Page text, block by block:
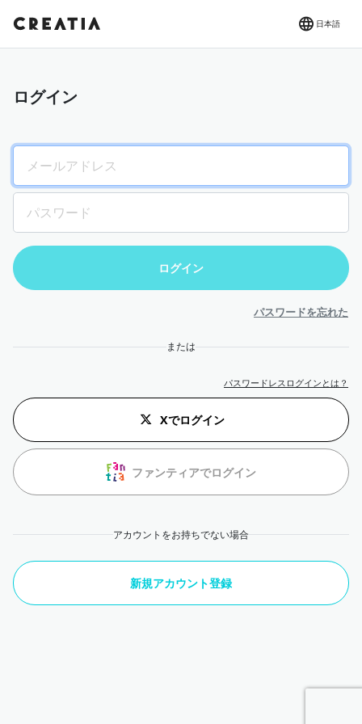
日本語
ログイン
パスワードを忘れた
または
パスワードレスログインとは？
Xでログイン
ファンティアでログイン
アカウントをお持ちでない場合
新規アカウント登録